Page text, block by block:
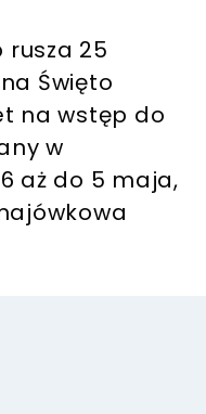
25
Święto
na wstęp do
w
aż do 5 maja,